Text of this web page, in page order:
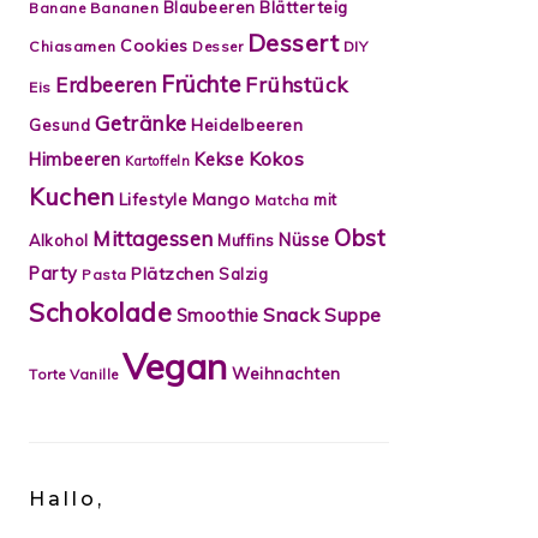
Banane Bananen Blaubeeren Blätterteig
Chiasamen Cookies Desser Dessert DIY
Eis Erdbeeren Früchte Frühstück
Gesund Getränke Heidelbeeren
Himbeeren Kartoffeln Kekse Kokos
Kuchen Lifestyle Mango Matcha mit
Alkohol Mittagessen Muffins Nüsse Obst
Party Pasta Plätzchen Salzig
Schokolade Smoothie SnackSuppe
Torte Vanille Vegan Weihnachten
Hallo,